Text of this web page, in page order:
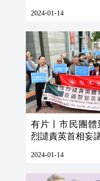
2024-01-14
有片丨市民團
烈譴責英首相妄
2024-01-14